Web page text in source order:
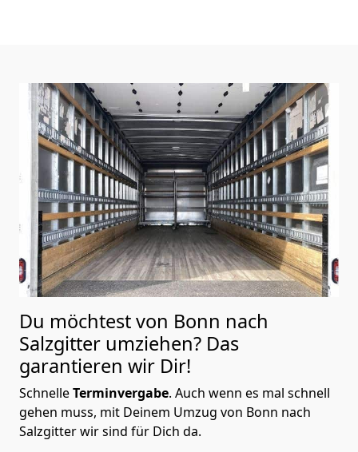
Du möchtest von Bonn nach
Salzgitter umziehen? Das
garantieren wir Dir!
SchnelleTerminvergabe. Auch wenn es mal schnell
gehen muss, mit Deinem Umzug von Bonn nach
Salzgitter wir sind für Dich da.